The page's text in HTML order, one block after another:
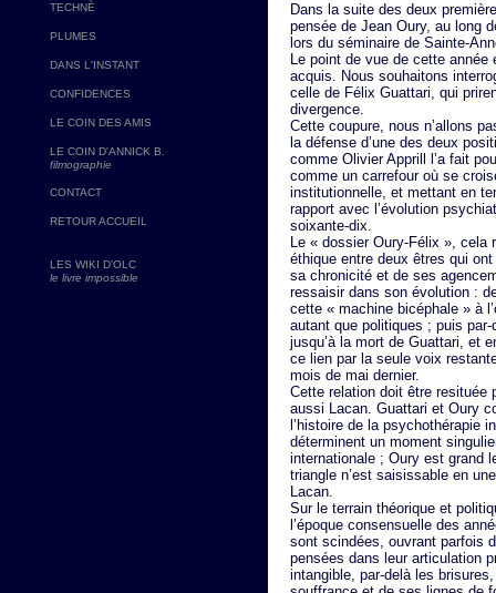
TECHNÈ
PLUMES
DANS L'INSTANT
CONFIDENCES
LE COIN DES AMIS
LE COIN D'ANNICK B.
filmographie
CONTACT
RETOUR ACCUEIL
LES WIKI D'OLC
le livre impossible
Dans la suite des deux
pensée de Jean Oury, au long
lors du séminaire de Sainte-
Le point de vue de cette
acquis. Nous souhaitons
celle de Félix Guattari, qui
divergence.
Cette coupure, nous n’allons
la défense d’une des deux
comme Olivier Apprill l’a fait
comme un carrefour où se
institutionnelle, et mettant en
rapport avec l’évolution
soixante-dix.
Le « dossier Oury-Félix », cela
éthique entre deux êtres qui
sa chronicité et de ses
ressaisir dans son évolution :
cette « machine bicéphale » à
autant que politiques ; puis
jusqu’à la mort de Guattari, et
ce lien par la seule voix
mois de mai dernier.
Cette relation doit être resituée
aussi Lacan. Guattari et Oury
l’histoire de la psychothérapie
déterminent un moment
internationale ; Oury est grand
triangle n’est saisissable en
Lacan.
Sur le terrain théorique et
l’époque consensuelle des
sont scindées, ouvrant parfois
pensées dans leur articulation
intangible, par-delà les